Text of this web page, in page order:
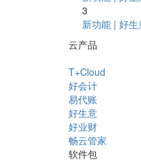
3
新功能 | 好
云产品
T+Cloud
好会计
易代账
好生意
好业财
畅云管家
软件包